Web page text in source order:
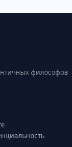
философов